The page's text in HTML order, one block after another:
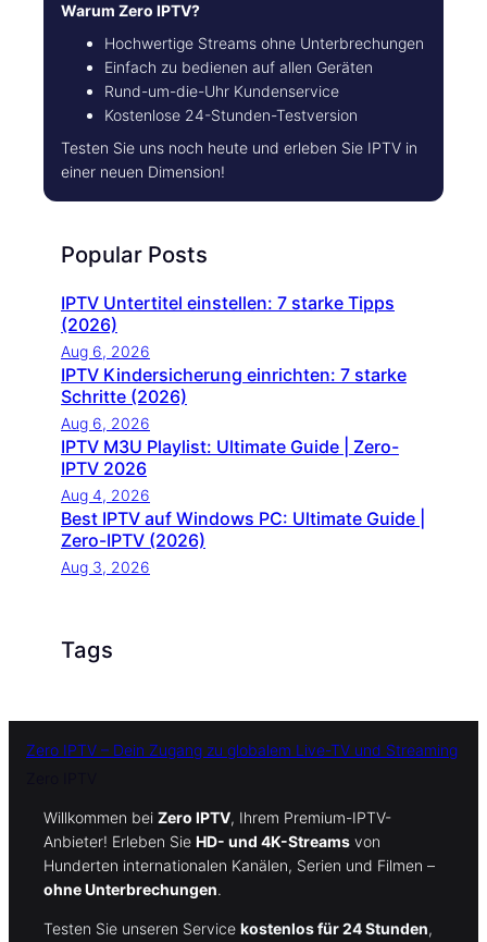
Warum Zero IPTV?
Hochwertige Streams ohne Unterbrechungen
Einfach zu bedienen auf allen Geräten
Rund-um-die-Uhr Kundenservice
Kostenlose 24-Stunden-Testversion
Testen Sie uns noch heute und erleben Sie IPTV in
einer neuen Dimension!
Popular Posts
IPTV Untertitel einstellen: 7 starke Tipps
(2026)
Aug 6, 2026
IPTV Kindersicherung einrichten: 7 starke
Schritte (2026)
Aug 6, 2026
IPTV M3U Playlist: Ultimate Guide | Zero-
IPTV 2026
Aug 4, 2026
Best IPTV auf Windows PC: Ultimate Guide |
Zero-IPTV (2026)
Aug 3, 2026
Tags
Zero IPTV – Dein Zugang zu globalem Live-TV und Streaming
Willkommen bei Zero IPTV, Ihrem Premium-IPTV-
Anbieter! Erleben Sie HD- und 4K-Streams von
Hunderten internationalen Kanälen, Serien und Filmen –
ohne Unterbrechungen.
Testen Sie unseren Service kostenlos für 24 Stunden,